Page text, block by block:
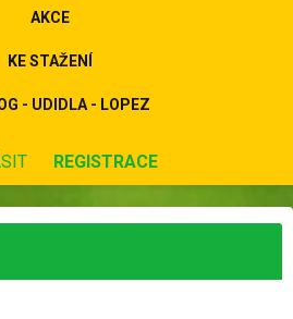
AKCE
KE STAŽENÍ
- UDIDLA - LOPEZ
REGISTRACE